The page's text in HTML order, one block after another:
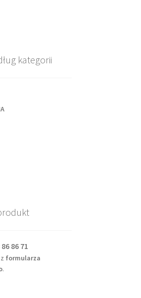
kategorii
86 71
formularza
.